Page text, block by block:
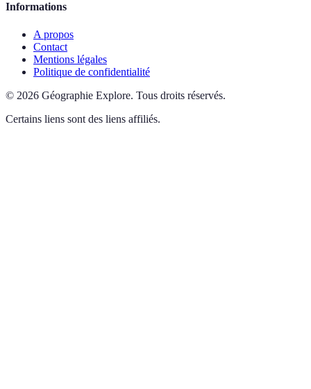
Informations
A propos
Contact
Mentions légales
Politique de confidentialité
© 2026 Géographie Explore. Tous droits réservés.
Certains liens sont des liens affiliés.